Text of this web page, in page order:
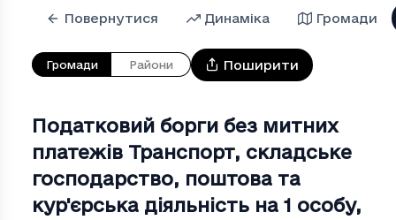
Повернутися Динаміка Громади
Громади Райони Поширити
Податковий борги без митних
платежів Транспорт, складське
господарство, поштова та
кур'єрська дiяльнiсть на 1 особу,